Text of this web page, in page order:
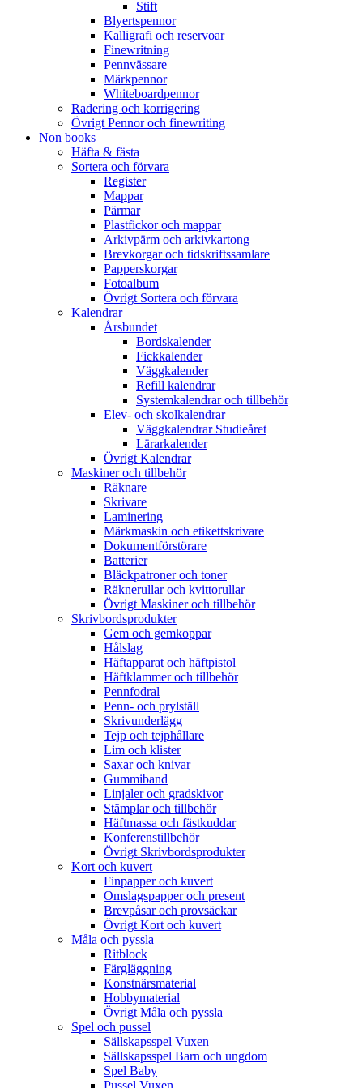
Stift
Blyertspennor
Kalligrafi och reservoar
Finewritning
Pennvässare
Märkpennor
Whiteboardpennor
Radering och korrigering
Övrigt Pennor och finewriting
Non books
Häfta & fästa
Sortera och förvara
Register
Mappar
Pärmar
Plastfickor och mappar
Arkivpärm och arkivkartong
Brevkorgar och tidskriftssamlare
Papperskorgar
Fotoalbum
Övrigt Sortera och förvara
Kalendrar
Årsbundet
Bordskalender
Fickkalender
Väggkalender
Refill kalendrar
Systemkalendrar och tillbehör
Elev- och skolkalendrar
Väggkalendrar Studieåret
Lärarkalender
Övrigt Kalendrar
Maskiner och tillbehör
Räknare
Skrivare
Laminering
Märkmaskin och etikettskrivare
Dokumentförstörare
Batterier
Bläckpatroner och toner
Räknerullar och kvittorullar
Övrigt Maskiner och tillbehör
Skrivbordsprodukter
Gem och gemkoppar
Hålslag
Häftapparat och häftpistol
Häftklammer och tillbehör
Pennfodral
Penn- och prylställ
Skrivunderlägg
Tejp och tejphållare
Lim och klister
Saxar och knivar
Gummiband
Linjaler och gradskivor
Stämplar och tillbehör
Häftmassa och fästkuddar
Konferenstillbehör
Övrigt Skrivbordsprodukter
Kort och kuvert
Finpapper och kuvert
Omslagspapper och present
Brevpåsar och provsäckar
Övrigt Kort och kuvert
Måla och pyssla
Ritblock
Färgläggning
Konstnärsmaterial
Hobbymaterial
Övrigt Måla och pyssla
Spel och pussel
Sällskapsspel Vuxen
Sällskapsspel Barn och ungdom
Spel Baby
Pussel Vuxen